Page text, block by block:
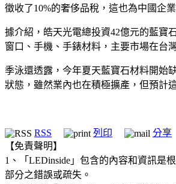
徵收了10%的奢侈品稅，這也為中國企
據介紹，皓天光電總投資42億元的藍寶
窗口、手機、手錶材料，主要市場在台
季泳還透露，今年夏天藍寶石材料開始
狀態，雖然業內也在積極擴產，但預計
RSS 列印 分享
【免責聲明】
1、「LEDinside」包含的內容和資訊是
部分之錯誤或疏失。